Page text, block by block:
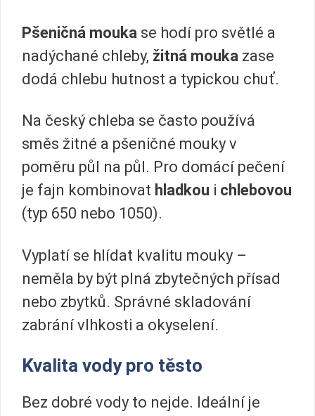
Pšeničná mouka se hodí pro světlé a
nadýchané chleby, žitná mouka zase
dodá chlebu hutnost a typickou chuť.
Na český chleba se často používá
směs žitné a pšeničné mouky v
poměru půl na půl. Pro domácí pečení
je fajn kombinovat hladkou i chlebovou
(typ 650 nebo 1050).
Vyplatí se hlídat kvalitu mouky –
neměla by být plná zbytečných přísad
nebo zbytků. Správné skladování
zabrání vlhkosti a okyselení.
Kvalita vody pro těsto
Bez dobré vody to nejde. Ideální je